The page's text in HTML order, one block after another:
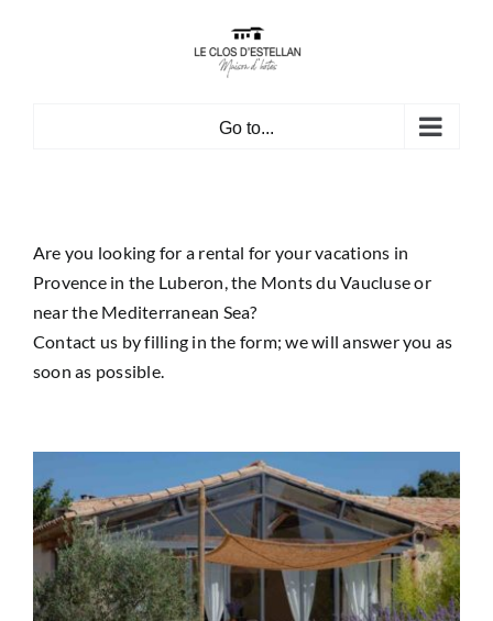
Go to...
Are you looking for a rental for your vacations in
Provence in the Luberon, the Monts du Vaucluse or
near the Mediterranean Sea?
Contact us by filling in the form; we will answer you as
soon as possible.